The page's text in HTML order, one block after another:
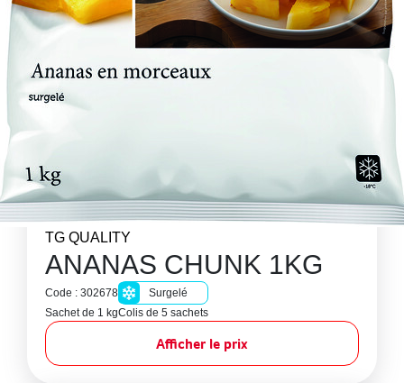
TG QUALITY
ANANAS CHUNK 1KG
Code : 302678
Surgelé
Sachet de 1 kgColis de 5 sachets
Afficher le prix